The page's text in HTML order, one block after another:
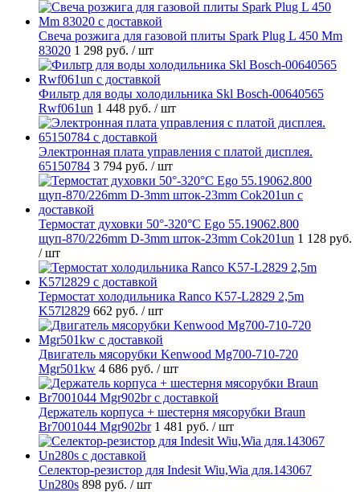
Свеча розжига для газовой плиты Spark Plug L 450 Mm
83020 1 298 руб. / шт
Фильтр для воды холодильника Skl Bosch-00640565
Rwf061un 1 448 руб. / шт
Электронная плата управления с платой дисплея.
65150784 3 794 руб. / шт
Термостат духовки 50°-320°C Ego 55.19062.800
щуп-870/226mm D-3mm шток-23mm Cok201un 1 128 руб.
/ шт
Термостат холодильника Ranco K57-L2829 2,5m
K57l2829 662 руб. / шт
Двигатель мясорубки Kenwood Mg700-710-720
Mgr501kw 4 686 руб. / шт
Держатель корпуса + шестерня мясорубки Braun
Br7001044 Mgr902br 1 481 руб. / шт
Селектор-резистор для Indesit Wiu,Wia для.143067
Un280s 898 руб. / шт